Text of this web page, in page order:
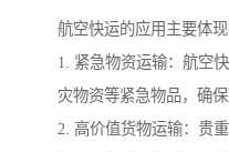
航空快运的应用主要体现
1. 紧急物资运输：航空
灾物资等紧急物品，确保
2. 高价值货物运输：贵